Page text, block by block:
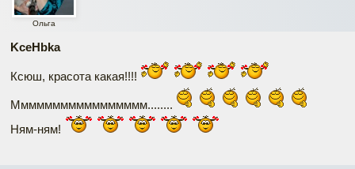
Ольга
KceHbka
Ксюш, красота какая!!!!
Ммммммммммммммммм........
Ням-ням!